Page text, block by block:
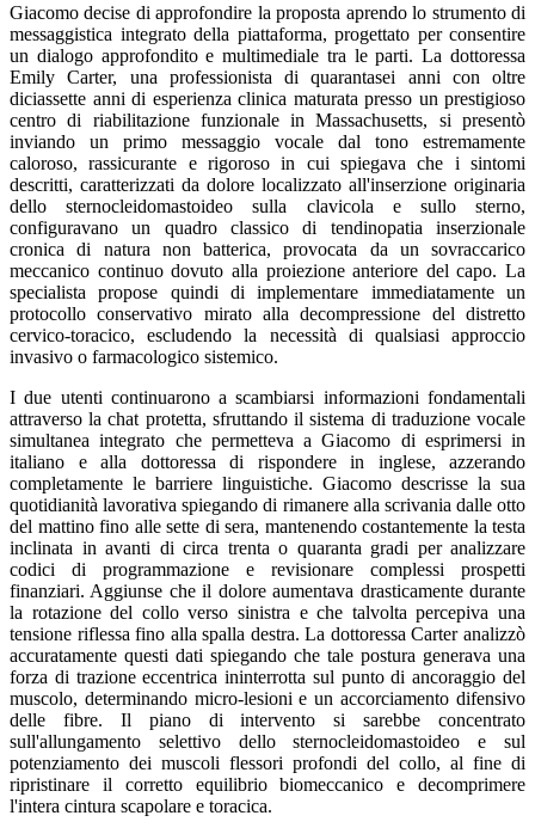
Giacomo decise di approfondire la proposta aprendo lo strumento di
messaggistica integrato della piattaforma, progettato per consentire
un dialogo approfondito e multimediale tra le parti. La dottoressa
Emily Carter, una professionista di quarantasei anni con oltre
diciassette anni di esperienza clinica maturata presso un prestigioso
centro di riabilitazione funzionale in Massachusetts, si presentò
inviando un primo messaggio vocale dal tono estremamente
caloroso, rassicurante e rigoroso in cui spiegava che i sintomi
descritti, caratterizzati da dolore localizzato all'inserzione originaria
dello sternocleidomastoideo sulla clavicola e sullo sterno,
configuravano un quadro classico di tendinopatia inserzionale
cronica di natura non batterica, provocata da un sovraccarico
meccanico continuo dovuto alla proiezione anteriore del capo. La
specialista propose quindi di implementare immediatamente un
protocollo conservativo mirato alla decompressione del distretto
cervico-toracico, escludendo la necessità di qualsiasi approccio
invasivo o farmacologico sistemico.
I due utenti continuarono a scambiarsi informazioni fondamentali
attraverso la chat protetta, sfruttando il sistema di traduzione vocale
simultanea integrato che permetteva a Giacomo di esprimersi in
italiano e alla dottoressa di rispondere in inglese, azzerando
completamente le barriere linguistiche. Giacomo descrisse la sua
quotidianità lavorativa spiegando di rimanere alla scrivania dalle otto
del mattino fino alle sette di sera, mantenendo costantemente la testa
inclinata in avanti di circa trenta o quaranta gradi per analizzare
codici di programmazione e revisionare complessi prospetti
finanziari. Aggiunse che il dolore aumentava drasticamente durante
la rotazione del collo verso sinistra e che talvolta percepiva una
tensione riflessa fino alla spalla destra. La dottoressa Carter analizzò
accuratamente questi dati spiegando che tale postura generava una
forza di trazione eccentrica ininterrotta sul punto di ancoraggio del
muscolo, determinando micro-lesioni e un accorciamento difensivo
delle fibre. Il piano di intervento si sarebbe concentrato
sull'allungamento selettivo dello sternocleidomastoideo e sul
potenziamento dei muscoli flessori profondi del collo, al fine di
ripristinare il corretto equilibrio biomeccanico e decomprimere
l'intera cintura scapolare e toracica.